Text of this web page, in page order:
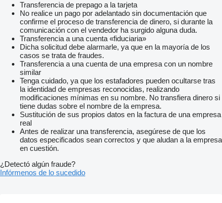
Transferencia de prepago a la tarjeta
No realice un pago por adelantado sin documentación que
confirme el proceso de transferencia de dinero, si durante la
comunicación con el vendedor ha surgido alguna duda.
Transferencia a una cuenta «fiduciaria»
Dicha solicitud debe alarmarle, ya que en la mayoría de los
casos se trata de fraudes.
Transferencia a una cuenta de una empresa con un nombre
similar
Tenga cuidado, ya que los estafadores pueden ocultarse tras
la identidad de empresas reconocidas, realizando
modificaciones mínimas en su nombre. No transfiera dinero si
tiene dudas sobre el nombre de la empresa.
Sustitución de sus propios datos en la factura de una empresa
real
Antes de realizar una transferencia, asegúrese de que los
datos especificados sean correctos y que aludan a la empresa
en cuestión.
¿Detectó algún fraude?
Infórmenos de lo sucedido